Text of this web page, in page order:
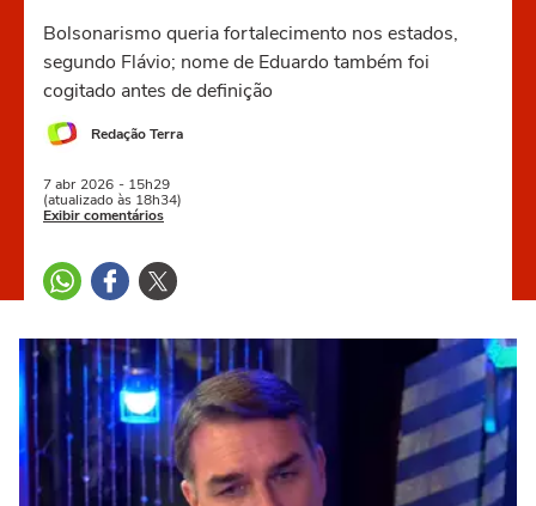
Bolsonarismo queria fortalecimento nos estados,
segundo Flávio; nome de Eduardo também foi
cogitado antes de definição
Redação Terra
7 abr 2026 - 15h29
(atualizado às 18h34)
Exibir comentários